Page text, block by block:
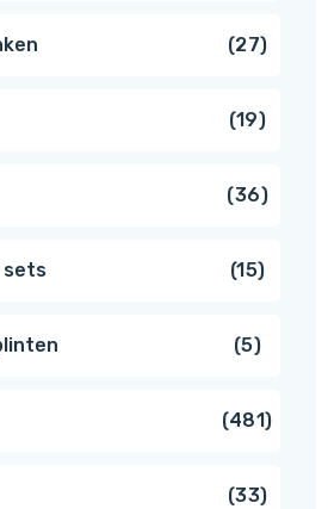
2727
1919
3636
sets 1515
55
481481
3333